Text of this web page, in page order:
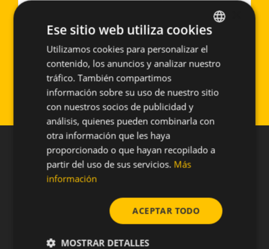
Superficie aproximada:5300 m2
Sistema empleado:PF-ALT/SO
Early Childhood Teachers Training
Center - Doha (Catar)
SPANISH
ENGLISH
Ese sitio web utiliza cookies
Utilizamos cookies para personalizar el
contenido, los anuncios y analizar nuestro
tráfico. También compartimos
información sobre su uso de nuestro sitio
con nuestros socios de publicidad y
análisis, quienes pueden combinarla con
otra información que les haya
proporcionado o que hayan recopilado a
partir del uso de sus servicios. Más
información
ACEPTAR TODO
MOSTRAR DETALLES